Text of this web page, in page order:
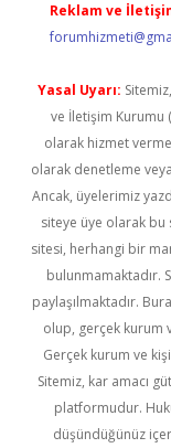
Reklam ve
Yasal Uyarı:
ve İletişim Kurumu
olarak hizmet
olarak denetleme
Ancak, üyelerimiz
siteye üye olarak bu
sitesi, herhangi bir
bulunmamaktadır.
paylaşılmaktadır.
olup, gerçek kurum
Gerçek kurum ve
Sitemiz, kar amacı
platformudur.
düşündüğünüz